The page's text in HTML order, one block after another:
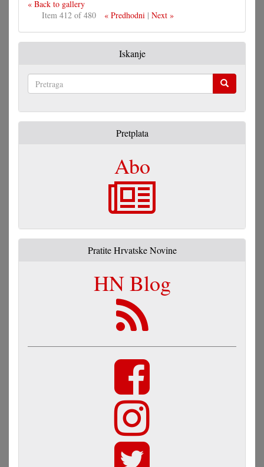
« Back to gallery
Item 412 of 480
« Predhodni| Next »
Iskanje
Pretplata
Abo
Pratite Hrvatske Novine
HN Blog